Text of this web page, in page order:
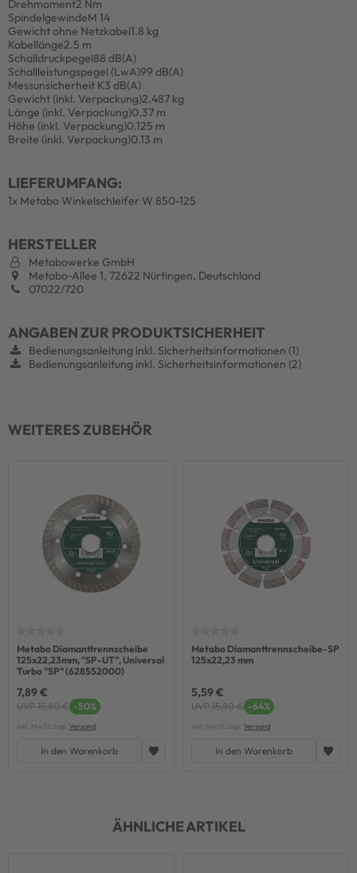
Drehmoment2 Nm
SpindelgewindeM 14
Gewicht ohne Netzkabel1.8 kg
Kabellänge2.5 m
Schalldruckpegel88 dB(A)
Schallleistungspegel (LwA)99 dB(A)
Messunsicherheit K3 dB(A)
Gewicht (inkl. Verpackung)2.487 kg
Länge (inkl. Verpackung)0.37 m
Höhe (inkl. Verpackung)0.125 m
Breite (inkl. Verpackung)0.13 m
LIEFERUMFANG:
1x Metabo Winkelschleifer W 850-125
HERSTELLER
Metabowerke GmbH
Metabo-Allee 1, 72622 Nürtingen, Deutschland
07022/720
ANGABEN ZUR PRODUKTSICHERHEIT
Bedienungsanleitung inkl. Sicherheitsinformationen (1)
Bedienungsanleitung inkl. Sicherheitsinformationen (2)
WEITERES ZUBEHÖR
Metabo Diamanttrennscheibe
125x22,23mm, "SP-UT", Universal
Turbo "SP" (628552000)
7,89 €
UVP 15,80 € -50%
inkl. MwSt. zzgl. Versand
In den Warenkorb
Metabo Diamanttrennscheibe-SP
125x22,23 mm
5,59 €
UVP 15,80 € -64%
inkl. MwSt. zzgl. Versand
In den Warenkorb
ÄHNLICHE ARTIKEL